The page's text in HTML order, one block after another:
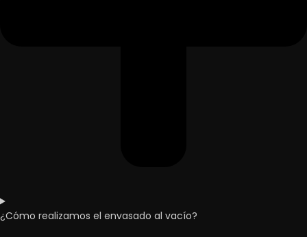
¿Cómo realizamos el envasado al vacío?